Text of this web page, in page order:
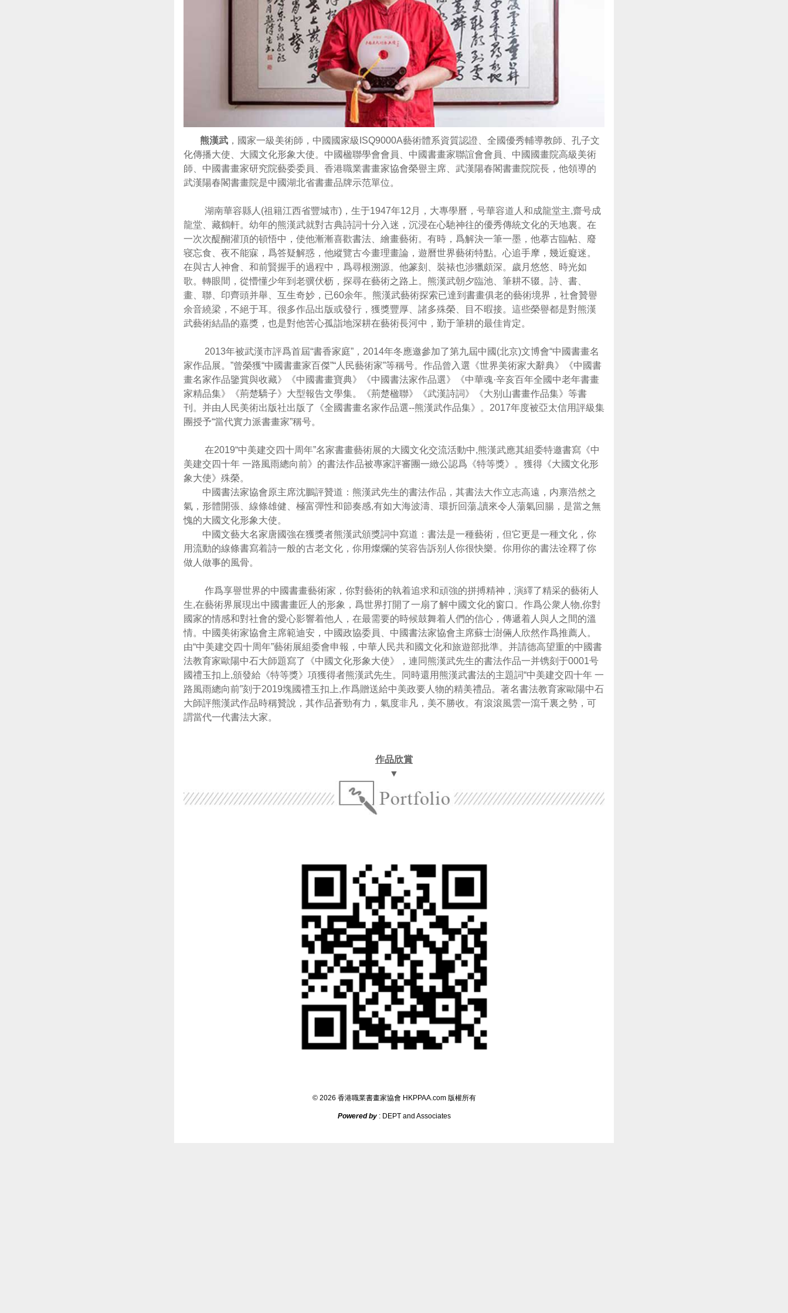
熊漢武 ，國家一級美術師，中國國家級ISQ9000A藝術體系資質認證、全國優秀輔導教師、孔子文
化傳播大使、大國文化形象大使。中國楹聯學會會員、中國書畫家聯誼會會員、中國國畫院高級美術
師、中國書畫家研究院藝委委員、香港職業書畫家協會榮譽主席、武漢陽春閣書畫院院長，他領導的
武漢陽春閣書畫院是中國湖北省書畫品牌示范單位。
湖南華容縣人(祖籍江西省豐城市)，生于1947年12月，大專學曆，号華容道人和成龍堂主,齋号成
龍堂、藏鶴軒。幼年的熊漢武就對古典詩詞十分入迷，沉浸在心馳神往的優秀傳統文化的天地裏。在
一次次醍醐灌頂的頓悟中，使他漸漸喜歡書法、繪畫藝術。有時，爲解決一筆一墨，他摹古臨帖、廢
寝忘食、夜不能寐，爲答疑解惑，他縱覽古今畫理畫論，遊曆世界藝術特點。心追手摩，幾近癡迷。
在與古人神會、和前賢握手的過程中，爲尋根溯源。他篆刻、裝裱也涉獵頗深。歲月悠悠、時光如
歌。轉眼間，從懵懂少年到老骥伏枥，探尋在藝術之路上。熊漢武朝夕臨池、筆耕不辍。詩、書、
畫、聯、印齊頭并舉、互生奇妙，已60余年。熊漢武藝術探索已達到書畫俱老的藝術境界，社會贊譽
余音繞梁，不絕于耳。很多作品出版或發行，獲獎豐厚、諸多殊榮、目不暇接。這些榮譽都是對熊漢
武藝術結晶的嘉獎，也是對他苦心孤詣地深耕在藝術長河中，勤于筆耕的最佳肯定。
2013年被武漢市評爲首屆“書香家庭”，2014年冬應邀參加了第九屆中國(北京)文博會“中國書畫名
家作品展。”曾榮獲“中國書畫家百傑”“人民藝術家”等稱号。作品曾入選《世界美術家大辭典》《中國書
畫名家作品鑒賞與收藏》《中國書畫寶典》《中國書法家作品選》《中華魂·辛亥百年全國中老年書畫
家精品集》《荊楚驕子》大型報告文學集。《荊楚楹聯》《武漢詩詞》《大别山書畫作品集》等書
刊。并由人民美術出版社出版了《全國書畫名家作品選--熊漢武作品集》。2017年度被亞太信用評級集
團授予“當代實力派書畫家”稱号。
在2019“中美建交四十周年”名家書畫藝術展的大國文化交流活動中,熊漢武應其組委特邀書寫《中
美建交四十年 一路風雨總向前》的書法作品被專家評審團一緻公認爲《特等獎》。獲得《大國文化形
象大使》殊榮。
中國書法家協會原主席沈鵬評贊道：熊漢武先生的書法作品，其書法大作立志高遠，内禀浩然之
氣，形體開張、線條雄健、極富彈性和節奏感,有如大海波濤、環折回蕩,讀來令人蕩氣回腸，是當之無
愧的大國文化形象大使。
中國文藝大名家唐國強在獲獎者熊漢武頒獎詞中寫道：書法是一種藝術，但它更是一種文化，你
用流動的線條書寫着詩一般的古老文化，你用燦爛的笑容告訴别人你很快樂。你用你的書法诠釋了你
做人做事的風骨。
作爲享譽世界的中國書畫藝術家，你對藝術的執着追求和頑強的拼搏精神，演繹了精采的藝術人
生,在藝術界展現出中國書畫匠人的形象，爲世界打開了一扇了解中國文化的窗口。作爲公衆人物,你對
國家的情感和對社會的愛心影響着他人，在最需要的時候鼓舞着人們的信心，傳遞着人與人之間的溫
情。中國美術家協會主席範迪安，中國政協委員、中國書法家協會主席蘇士澍倆人欣然作爲推薦人。
由“中美建交四十周年”藝術展組委會申報，中華人民共和國文化和旅遊部批準。并請德高望重的中國書
法教育家歐陽中石大師題寫了《中國文化形象大使》，連同熊漢武先生的書法作品一并镌刻于0001号
國禮玉扣上,頒發給《特等獎》項獲得者熊漢武先生。同時還用熊漢武書法的主題詞“中美建交四十年 一
路風雨總向前”刻于2019塊國禮玉扣上,作爲贈送給中美政要人物的精美禮品。著名書法教育家歐陽中石
大師評熊漢武作品時稱贊說，其作品蒼勁有力，氣度非凡，美不勝收。有滾滾風雲一瀉千裏之勢，可
謂當代一代書法大家。
作品欣賞
▼
© 2026 香港職業書畫家協會 HKPPAA.com 版權所有
Powered by: DEPT and Associates